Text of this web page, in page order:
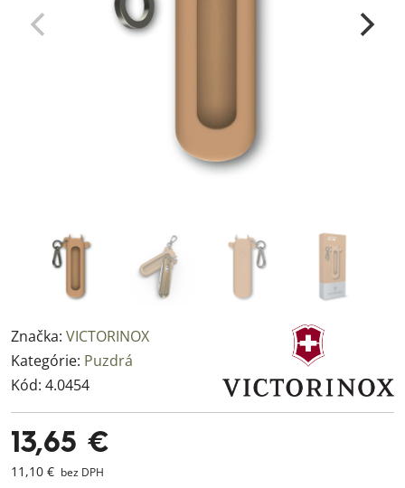
Značka: VICTORINOX
Kategórie: Puzdrá
Kód: 4.0454
13,65 €
11,10 € bez DPH